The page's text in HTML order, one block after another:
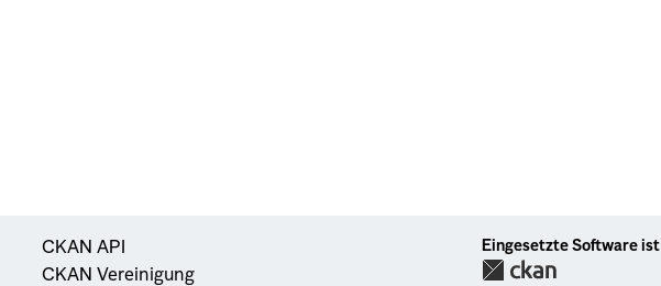
CKAN API
CKAN Vereinigung
Eingesetzte Software ist